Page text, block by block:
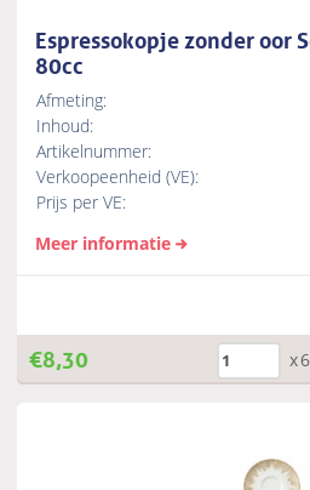
Espressokopje zonder oor
80cc
Afmeting:
Inhoud:
Artikelnummer:
Verkoopeenheid (VE):
Prijs per VE:
Meer informatie
€8,30 x6